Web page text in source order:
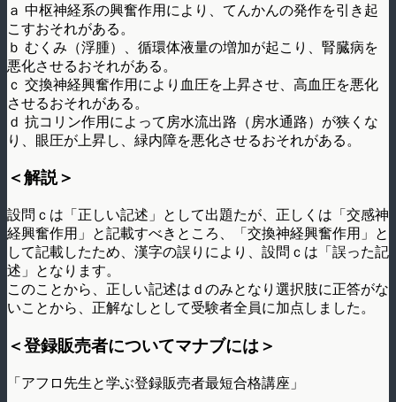
ａ 中枢神経系の興奮作用により、てんかんの発作を引き起
こすおそれがある。
ｂ むくみ（浮腫）、循環体液量の増加が起こり、腎臓病を
悪化させるおそれがある。
ｃ 交換神経興奮作用により血圧を上昇させ、高血圧を悪化
させるおそれがある。
ｄ 抗コリン作用によって房水流出路（房水通路）が狭くな
り、眼圧が上昇し、緑内障を悪化させるおそれがある。
＜解説＞
設問ｃは「正しい記述」として出題たが、正しくは「交感神
経興奮作用」と記載すべきところ、「交換神経興奮作用」と
して記載したため、漢字の誤りにより、設問ｃは「誤った記
述」となります。
このことから、正しい記述はｄのみとなり選択肢に正答がな
いことから、正解なしとして受験者全員に加点しました。
＜登録販売者についてマナブには＞
「アフロ先生と学ぶ登録販売者最短合格講座」